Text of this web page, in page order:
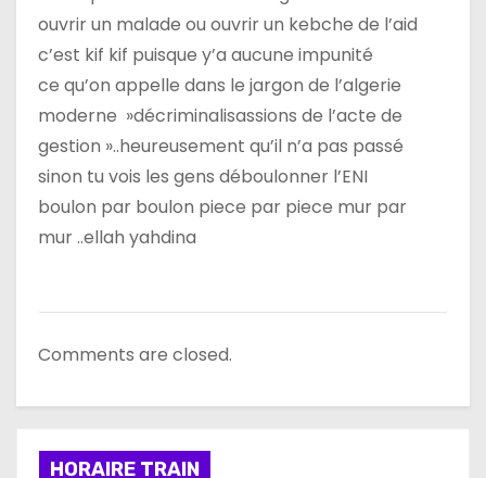
ouvrir un malade ou ouvrir un kebche de l’aid
c’est kif kif puisque y’a aucune impunité
ce qu’on appelle dans le jargon de l’algerie
moderne »décriminalisassions de l’acte de
gestion »..heureusement qu’il n’a pas passé
sinon tu vois les gens déboulonner l’ENI
boulon par boulon piece par piece mur par
mur ..ellah yahdina
Comments are closed.
HORAIRE TRAIN